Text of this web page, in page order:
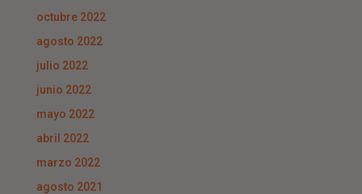
octubre 2022
agosto 2022
julio 2022
junio 2022
mayo 2022
abril 2022
marzo 2022
agosto 2021